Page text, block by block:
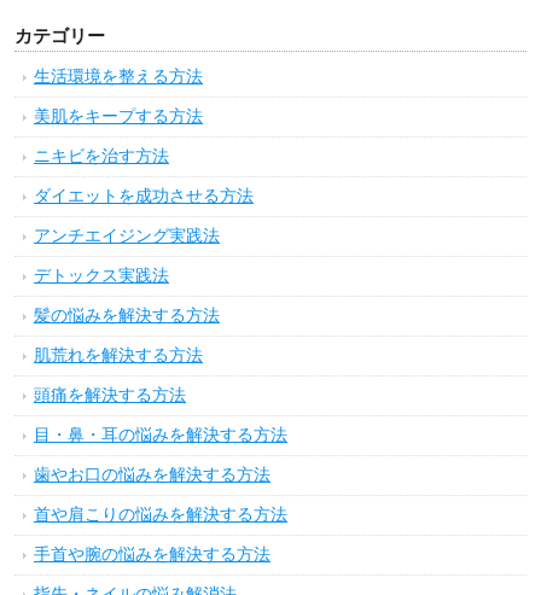
カテゴリー
生活環境を整える方法
美肌をキープする方法
ニキビを治す方法
ダイエットを成功させる方法
アンチエイジング実践法
デトックス実践法
髪の悩みを解決する方法
肌荒れを解決する方法
頭痛を解決する方法
目・鼻・耳の悩みを解決する方法
歯やお口の悩みを解決する方法
首や肩こりの悩みを解決する方法
手首や腕の悩みを解決する方法